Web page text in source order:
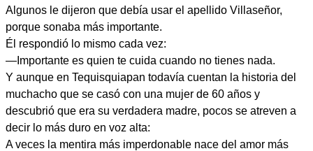
Algunos le dijeron que debía usar el apellido Villaseñor,
porque sonaba más importante.
Él respondió lo mismo cada vez:
—Importante es quien te cuida cuando no tienes nada.
Y aunque en Tequisquiapan todavía cuentan la historia del
muchacho que se casó con una mujer de 60 años y
descubrió que era su verdadera madre, pocos se atreven a
decir lo más duro en voz alta:
A veces la mentira más imperdonable nace del amor más